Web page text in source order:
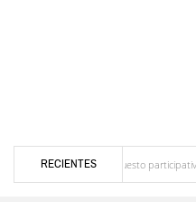
RECIENTES
del presupuesto participativo del